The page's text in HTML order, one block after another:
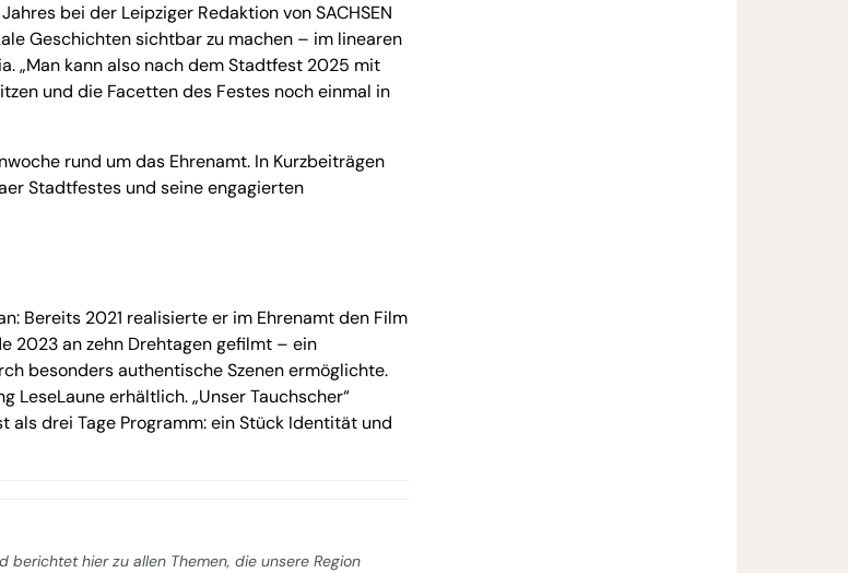
bei der Leipziger Redaktion von SACHSEN
Geschichten sichtbar zu machen – im linearen
„Man kann also nach dem Stadtfest 2025 mit
und die Facetten des Festes noch einmal in
rund um das Ehrenamt. In Kurzbeiträgen
Stadtfestes und seine engagierten
Bereits 2021 realisierte er im Ehrenamt den Film
2023 an zehn Drehtagen gefilmt – ein
besonders authentische Szenen ermöglichte.
LeseLaune erhältlich. „Unser Tauchscher“
drei Tage Programm: ein Stück Identität und
hier zu allen Themen, die unsere Region